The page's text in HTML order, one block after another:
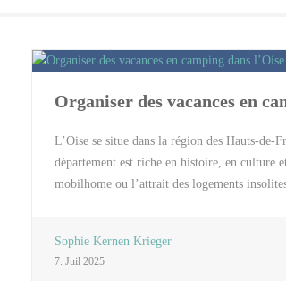
Organiser des vacances en
L’Oise se situe dans la région des Hauts-de-
département est riche en histoire, en culture
mobilhome ou l’attrait des logements
y trouve des forêts particulièrement
Sophie Kernen Krieger
7. Juil 2025